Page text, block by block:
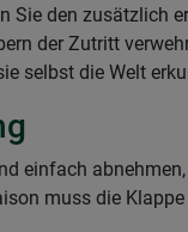
Sie den
der Zutritt
selbst die Welt
einfach
muss die